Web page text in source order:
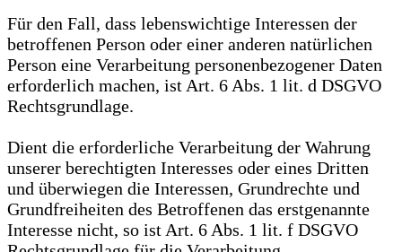
Für den Fall, dass lebenswichtige Interessen der
betroffenen Person oder einer anderen natürlichen
Person eine Verarbeitung personenbezogener Daten
erforderlich machen, ist Art. 6 Abs. 1 lit. d DSGVO
Rechtsgrundlage.
Dient die erforderliche Verarbeitung der Wahrung
unserer berechtigten Interesses oder eines Dritten
und überwiegen die Interessen, Grundrechte und
Grundfreiheiten des Betroffenen das erstgenannte
Interesse nicht, so ist Art. 6 Abs. 1 lit. f DSGVO